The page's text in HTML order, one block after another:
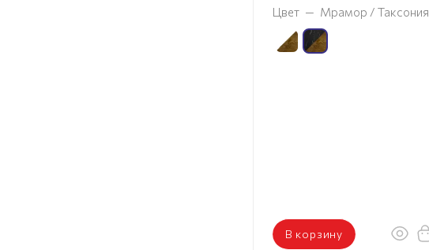
Цвет — Мрамор / Таксония
В корзину